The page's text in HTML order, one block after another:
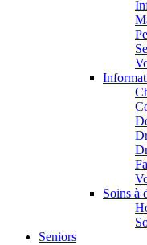
Soins à
Seniors